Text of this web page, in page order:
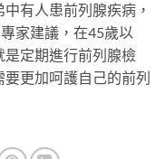
有人患前列腺疾病，
家建議，在45歲以
定期進行前列腺檢
更加呵護自己的前列